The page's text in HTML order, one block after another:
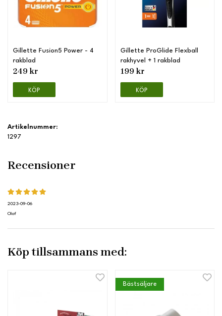
Gillette Fusion5 Power - 4
rakblad
249 kr
KÖP
Gillette ProGlide Flexball
rakhyvel + 1 rakblad
199 kr
KÖP
Artikelnummer:
1297
Recensioner
2023-09-06
Olof
Köp tillsammans med:
Bästsäljare